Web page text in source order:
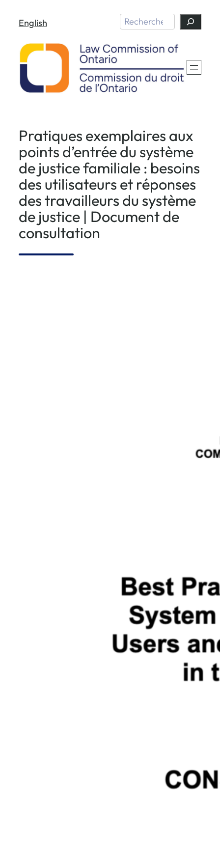
contenu
English Search
Pratiques exemplaires aux
points d’entrée du système
de justice familiale : besoins
des utilisateurs et réponses
des travailleurs du système
de justice | Document de
consultation